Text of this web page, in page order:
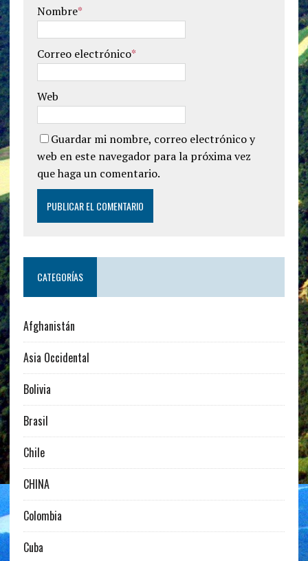
Nombre*
Correo electrónico*
Web
Guardar mi nombre, correo electrónico y
web en este navegador para la próxima vez
que haga un comentario.
CATEGORÍAS
Afghanistán
Asia Occidental
Bolivia
Brasil
Chile
CHINA
Colombia
Cuba